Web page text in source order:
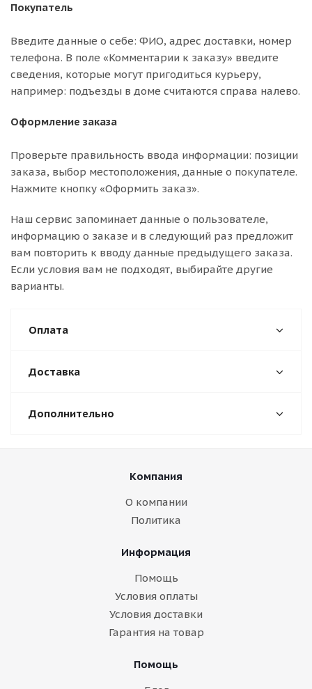
Покупатель
Введите данные о себе: ФИО, адрес доставки, номер
телефона. В поле «Комментарии к заказу» введите
сведения, которые могут пригодиться курьеру,
например: подъезды в доме считаются справа налево.
Оформление заказа
Проверьте правильность ввода информации: позиции
заказа, выбор местоположения, данные о покупателе.
Нажмите кнопку «Оформить заказ».
Наш сервис запоминает данные о пользователе,
информацию о заказе и в следующий раз предложит
вам повторить к вводу данные предыдущего заказа.
Если условия вам не подходят, выбирайте другие
варианты.
Оплата
Доставка
Дополнительно
Компания
О компании
Политика
Информация
Помощь
Условия оплаты
Условия доставки
Гарантия на товар
Помощь